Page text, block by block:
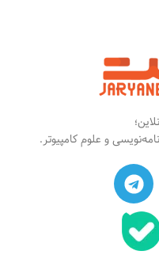
و علوم کامپیوتر.